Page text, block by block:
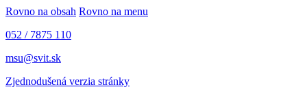
Rovno na obsah Rovno na menu
052 / 7875 110
msu@svit.sk
Zjednodušená verzia stránky